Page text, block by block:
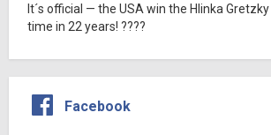
It´s official — the USA win the Hlinka
time in 22 years! ????
Facebook